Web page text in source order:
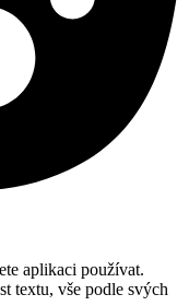
aplikaci používat.
textu, vše podle svých